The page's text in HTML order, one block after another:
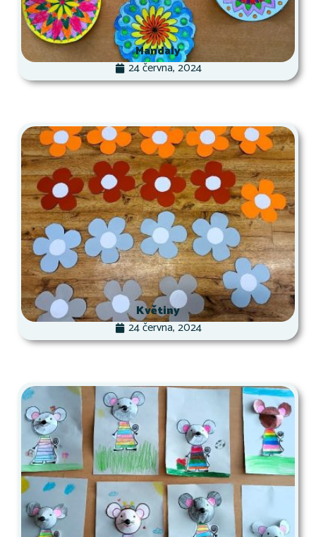
Mandaly
24 června, 2024
Květiny
24 června, 2024